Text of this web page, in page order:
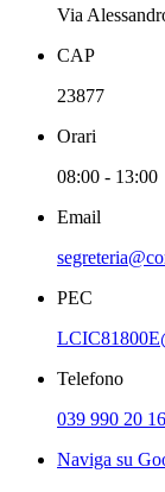
Via
CAP
23877
Orari
08:00 - 13:00
Email
PEC
Telefono
039 990 20 16
Naviga su